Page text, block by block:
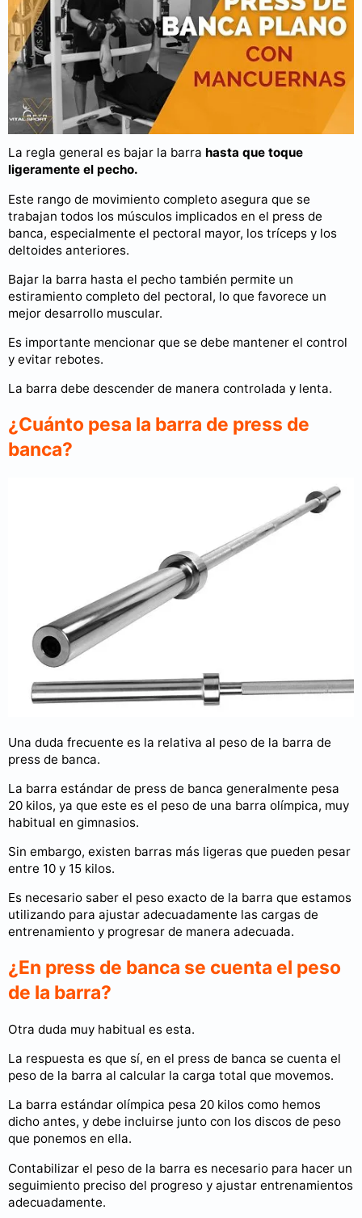
Puedes consultar más videos en nuestro canal de YouTube
Cuando hacemos press de banca, es imporrtante bajar la
barra hasta el punto adecuado para obtener los beneficios
de este ejercicio y prevenir lesiones.
La regla general es bajar la barra hasta que toque
ligeramente el pecho.
Este rango de movimiento completo asegura que se
trabajan todos los músculos implicados en el press de
banca, especialmente el pectoral mayor, los tríceps y los
deltoides anteriores.
Bajar la barra hasta el pecho también permite un
estiramiento completo del pectoral, lo que favorece un
mejor desarrollo muscular.
Es importante mencionar que se debe mantener el control
y evitar rebotes.
La barra debe descender de manera controlada y lenta.
¿Cuánto pesa la barra de press de
banca?
Una duda frecuente es la relativa al peso de la barra de
press de banca.
La barra estándar de press de banca generalmente pesa
20 kilos, ya que este es el peso de una barra olímpica, muy
habitual en gimnasios.
Sin embargo, existen barras más ligeras que pueden pesar
entre 10 y 15 kilos.
Es necesario saber el peso exacto de la barra que estamos
utilizando para ajustar adecuadamente las cargas de
entrenamiento y progresar de manera adecuada.
¿En press de banca se cuenta el peso
de la barra?
Otra duda muy habitual es esta.
La respuesta es que sí, en el press de banca se cuenta el
peso de la barra al calcular la carga total que movemos.
La barra estándar olímpica pesa 20 kilos como hemos
dicho antes, y debe incluirse junto con los discos de peso
que ponemos en ella.
Contabilizar el peso de la barra es necesario para hacer un
seguimiento preciso del progreso y ajustar entrenamientos
adecuadamente.